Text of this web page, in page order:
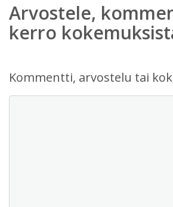
Arvostele,
kerro
Kommentti, arvostelu tai